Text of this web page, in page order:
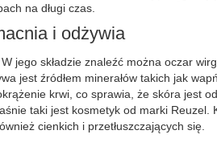
na długi czas.
i odżywia
jego składzie znaleźć można oczar
jest źródłem minerałów takich jak
krwi, co sprawia, że skóra jest
taki jest kosmetyk od marki Reuzel.
cienkich i przetłuszczających się.